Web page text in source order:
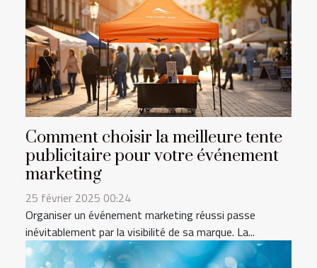
Comment choisir la meilleure tente
publicitaire pour votre événement
marketing
25 février 2025 00:24
Organiser un événement marketing réussi passe
inévitablement par la visibilité de sa marque. La...